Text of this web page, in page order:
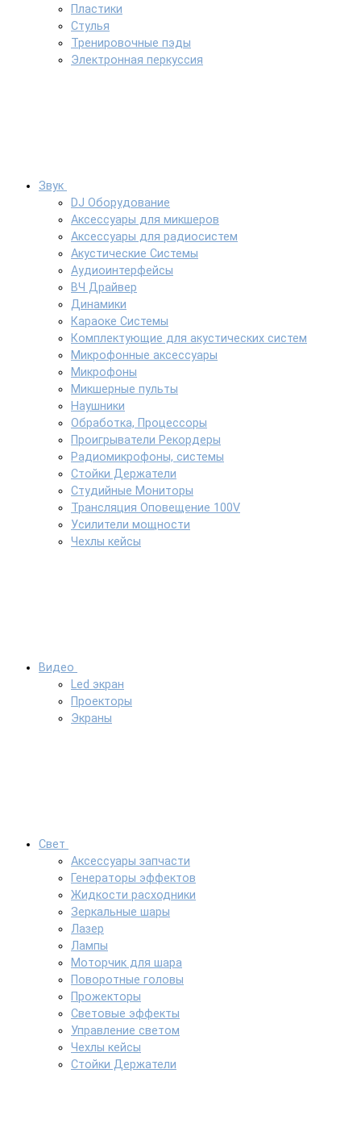
Пластики
Стулья
Тренировочные пэды
Электронная перкуссия
Звук
DJ Оборудование
Аксессуары для микшеров
Аксессуары для радиосистем
Акустические Системы
Аудиоинтерфейсы
ВЧ Драйвер
Динамики
Караоке Системы
Комплектующие для акустических систем
Микрофонные аксессуары
Микрофоны
Микшерные пульты
Наушники
Обработка, Процессоры
Проигрыватели Рекордеры
Радиомикрофоны, системы
Стойки Держатели
Студийные Мониторы
Трансляция Оповещение 100V
Усилители мощности
Чехлы кейсы
Видео
Led экран
Проекторы
Экраны
Свет
Аксессуары запчасти
Генераторы эффектов
Жидкости расходники
Зеркальные шары
Лазер
Лампы
Моторчик для шара
Поворотные головы
Прожекторы
Световые эффекты
Управление светом
Чехлы кейсы
Стойки Держатели